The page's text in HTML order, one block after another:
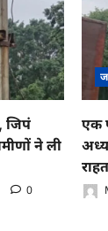
जिपं
ने ली
0
एक